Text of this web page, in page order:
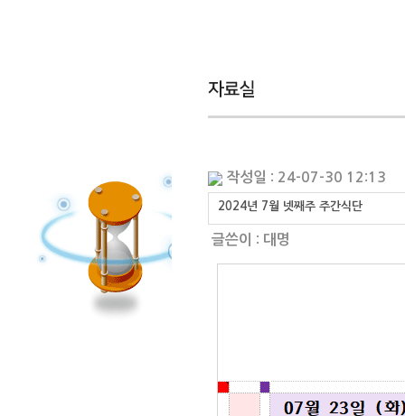
작성일 : 24-07-30 12:13
2024년 7월 넷째주 주간식단
글쓴이 : 대명